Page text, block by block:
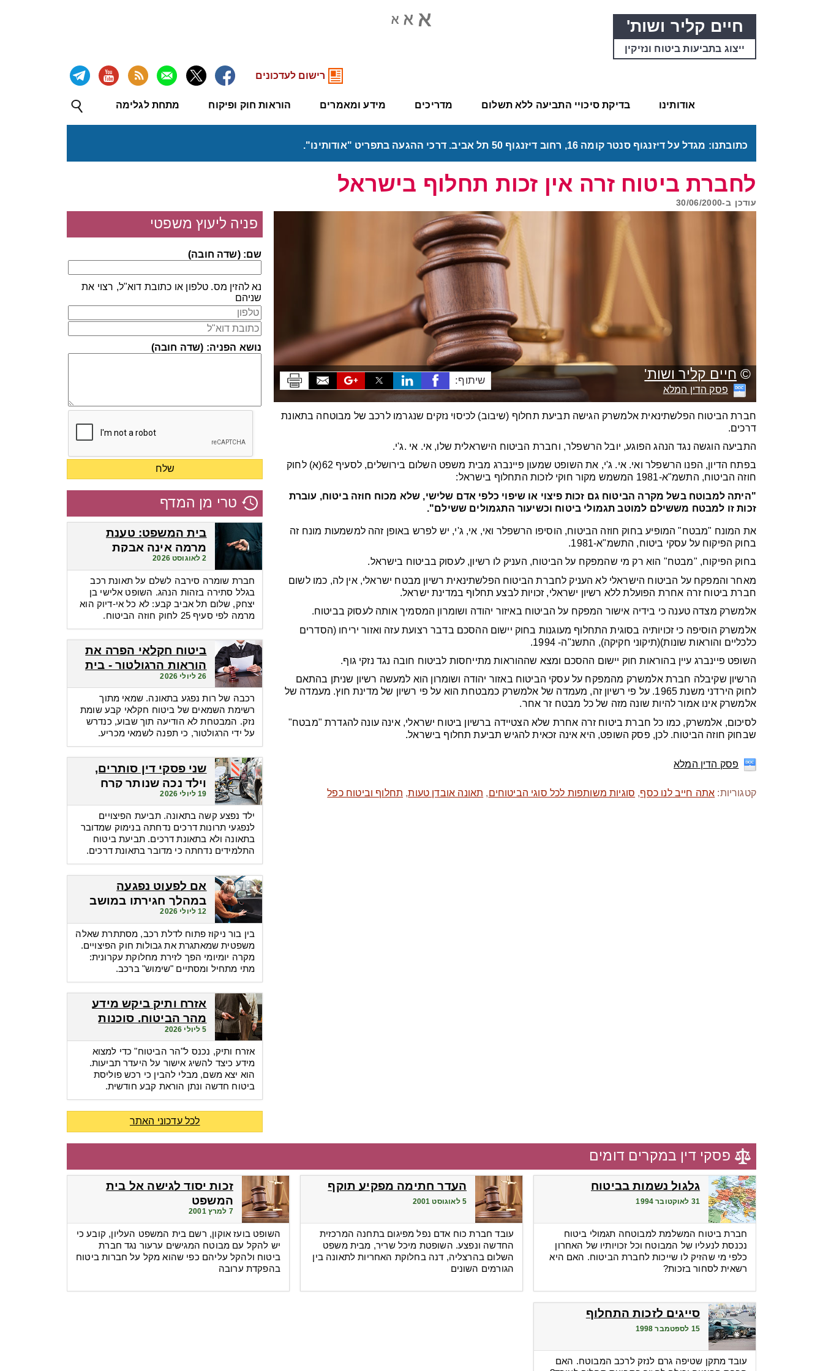
חיים קליר ושות'
ייצוג בתביעות ביטוח ונזיקין
אודותינו בדיקת סיכויי התביעה ללא תשלום מדריכים מידע ומאמרים הוראות חוק ופיקוח מתחת לגלימה
רישום לעדכונים
כתובתנו: מגדל על דיזנגוף סנטר קומה 16, רחוב דיזנגוף 50 תל אביב. דרכי ההגעה בתפריט "אודותינו".
לחברת ביטוח זרה אין זכות תחלוף בישראל
עודכן ב-30/06/2000
© חיים קליר ושות'
פסק הדין המלא
שיתוף:
חברת הביטוח הפלשתינאית אלמשרק הגישה תביעת תחלוף (שיבוב) לכיסוי נזקים שנגרמו לרכב של מבוטחה בתאונת
דרכים.
התביעה הוגשה נגד הנהג הפוגע, יובל הרשפלר, וחברת הביטוח הישראלית שלו, אי. אי .ג'י.
בפתח הדיון, הפנו הרשפלר ואי. אי. ג'י, את השופט שמעון פיינברג מבית משפט השלום בירושלים, לסעיף 62(א) לחוק
חוזה הביטוח, התשמ"א-1981 המשמש מקור חוקי לזכות התחלוף בישראל:
"היתה למבוטח בשל מקרה הביטוח גם זכות פיצוי או שיפוי כלפי אדם שלישי, שלא מכוח חוזה ביטוח, עוברת
זכות זו למבטח מששילם למוטב תגמולי ביטוח וכשיעור התגמולים ששילם".
את המונח "מבטח" המופיע בחוק חוזה הביטוח, הוסיפו הרשפלר ואי, אי, ג'י, יש לפרש באופן זהה למשמעות מונח זה
בחוק הפיקוח על עסקי ביטוח, התשמ"א-1981.
בחוק הפיקוח, "מבטח" הוא רק מי שהמפקח על הביטוח, העניק לו רשיון, לעסוק בביטוח בישראל.
מאחר והמפקח על הביטוח הישראלי לא העניק לחברת הביטוח הפלשתינאית רשיון מבטח ישראלי, אין לה, כמו לשום
חברת ביטוח זרה אחרת הפועלת ללא רשיון ישראלי, זכויות לבצע תחלוף במדינת ישראל.
אלמשרק מצדה טענה כי בידיה אישור המפקח על הביטוח באיזור יהודה ושומרון המסמיך אותה לעסוק בביטוח.
אלמשרק הוסיפה כי זכויותיה בסוגית התחלוף מעוגנות בחוק יישום ההסכם בדבר רצועת עזה ואזור יריחו (הסדרים
כלכליים והוראות שונות)(תיקוני חקיקה), התשנ"ה- 1994.
השופט פיינברג עיין בהוראות חוק יישום ההסכם ומצא שההוראות מתייחסות לביטוח חובה נגד נזקי גוף.
הרשיון שקיבלה חברת אלמשרק מהמפקח על עסקי הביטוח באזור יהודה ושומרון הוא למעשה רשיון שניתן בהתאם
לחוק הירדני משנת 1965. על פי רשיון זה, מעמדה של אלמשרק כמבטחת הוא על פי רשיון של מדינת חוץ. מעמדה של
אלמשרק אינו אמור להיות שונה מזה של כל מבטח זר אחר.
לסיכום, אלמשרק, כמו כל חברת ביטוח זרה אחרת שלא הצטיידה ברשיון ביטוח ישראלי, אינה עונה להגדרת "מבטח"
שבחוק חוזה הביטוח. לכן, פסק השופט, היא אינה זכאית להגיש תביעת תחלוף בישראל.
פסק הדין המלא
קטגוריות: אתה חייב לנו כסף, סוגיות משותפות לכל סוגי הביטוחים, תאונה אובדן טעות, תחלוף וביטוח כפל
פניה ליעוץ משפטי
שם: (שדה חובה)
נא להזין מס. טלפון או כתובת דוא"ל, רצוי את
שניהם
נושא הפניה: (שדה חובה)
טרי מן המדף
בית המשפט: טענת
מרמה אינה אבקת
קסמים שהופכת אי-דיוק
לפטור מתשלום
2 לאוגוסט 2026
חברת שומרה סירבה לשלם על תאונת רכב
בגלל סתירה בזהות הנהג. השופט אלישי בן
יצחק, שלום תל אביב קבע: לא כל אי-דיוק הוא
מרמה לפי סעיף 25 לחוק חוזה הביטוח.
ביטוח חקלאי הפרה את
הוראות הרגולטור - בית
המשפט חילץ אותה
26 ליולי 2026
רכבה של רות נפגע בתאונה. שמאי מתוך
רשימת השמאים של ביטוח חקלאי קבע שומת
נזק. המבטחת לא הודיעה תוך שבוע, כנדרש
על ידי הרגולטור, כי תפנה לשמאי מכריע.
שני פסקי דין סותרים,
וילד נכה שנותר קרח
מכאן ומכאן
19 ליולי 2026
ילד נפצע קשה בתאונה. תביעת הפיצויים
לנפגעי תרונות דרכים נדחתה בנימוק שמדובר
בתאונה ולא בתאונת דרכים. תביעת ביטוח
התלמידים נדחתה כי מדובר בתאונת דרכים.
אם לפעוט נפגעה
במהלך חגירתו במושב
הבטיחות. האם זכאית
לפיצויים?
12 ליולי 2026
בין בור ניקוז פתוח לדלת רכב, מסתתרת שאלה
משפטית שמאתגרת את גבולות חוק הפיצויים.
מקרה יומיומי הפך לזירת מחלוקת עקרונית:
מתי מתחיל ומסתיים "שימוש" ברכב.
אזרח ותיק ביקש מידע
מהר הביטוח. סוכנות
הביטוח גבתה מחשבונו
פרמיות
5 ליולי 2026
אזרח ותיק, נכנס ל"הר הביטוח" כדי למצוא
מידע כיצד להשיג אישור על היעדר תביעות.
הוא יצא משם, מבלי להבין כי רכש פוליסת
ביטוח חדשה ונתן הוראת קבע חודשית.
לכל עדכוני האתר
פסקי דין במקרים דומים
גלגול נשמות בביטוח
31 לאוקטובר 1994
חברת ביטוח המשלמת למבוטחה תגמולי ביטוח
נכנסת לנעליו של המבוטח וכל זכויותיו של האחרון
כלפי מי שהזיק לו שייכות לחברת הביטוח. האם היא
רשאית לסחור בזכות?
העדר חתימה מפקיע תוקף
5 לאוגוסט 2001
עובד חברת כוח אדם נפל מפיגום בתחנה המרכזית
החדשה ונפצע. השופטת מיכל שריר, מבית משפט
השלום בהרצליה, דנה בחלוקת האחריות לתאונה בין
הגורמים השונים
זכות יסוד לגישה אל בית
המשפט
7 למרץ 2001
השופט בועז אוקון, רשם בית המשפט העליון, קובע כי
יש להקל עם מבוטח המגישים ערעור נגד חברת
ביטוח ולהקל עליהם כפי שהוא מקל על חברות ביטוח
בהפקדת ערובה
סייגים לזכות התחלוף
15 לספטמבר 1998
עובד מתקן שטיפה גרם לנזק לרכב המבוטח. האם